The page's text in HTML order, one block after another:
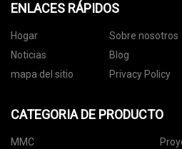
ENLACES RÁPIDOS
Hogar Sobre nosotros
Noticias
Blog
mapa del sitio
Privacy Policy
CATEGORIA DE PRODUCTO
MMC